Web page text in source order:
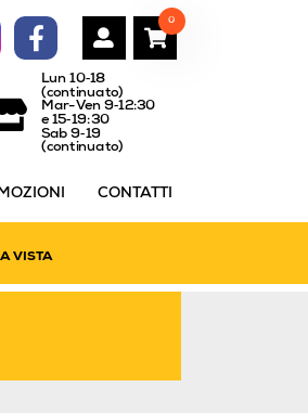
Lun 10‑18
(continuato)
Mar-Ven 9‑12:30
e 15‑19:30
Sab 9‑19
(continuato)
CONTATTI
0
VISTA